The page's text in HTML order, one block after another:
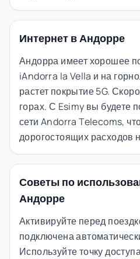
Интернет в Андорре
Андорра имеет хорошее
iAndorra la Vella и на
растет покрытие 5G.
горах. С Esimy вы будете
сети Andorra Telecoms,
дорогостоящих расходов
Советы по
Андорре
Активируйте перед
подключена
Используйте точку